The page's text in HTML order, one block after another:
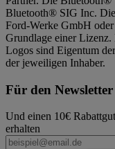
Bluetooth® SIG Inc.
Ford-Werke GmbH
Grundlage einer
Logos sind Eigentum
der jeweiligen Inhaber.
Für den
Und einen 10€
erhalten